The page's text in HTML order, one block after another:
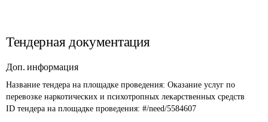
Тендерная документация
Доп. информация
Название тендера на площадке проведения: Оказание услуг по
перевозке наркотических и психотропных лекарственных средств
ID тендера на площадке проведения: #/need/5584607